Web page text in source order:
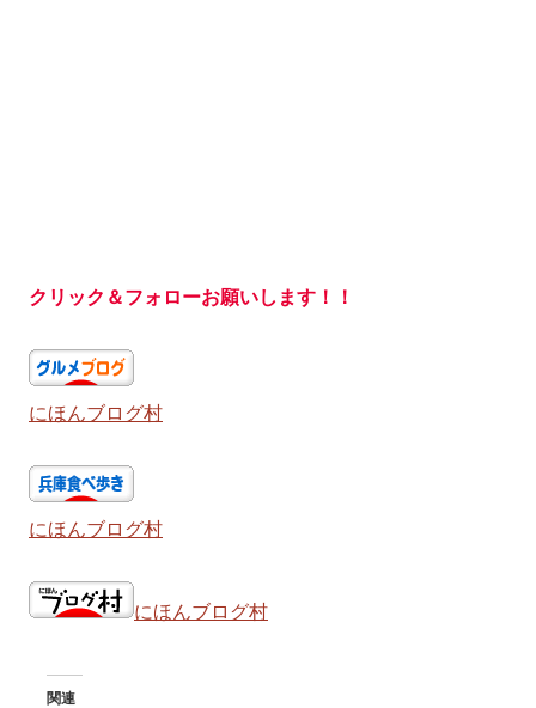
クリック＆フォローお願いします！！
にほんブログ村
にほんブログ村
にほんブログ村
関連